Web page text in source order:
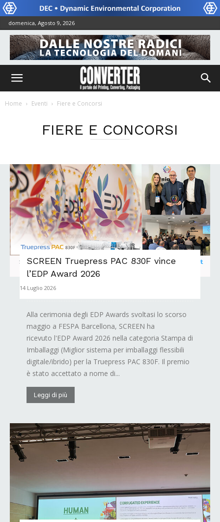
domenica, Agosto 9, 2026
Home Eventi Fiere e Concorsi
FIERE E CONCORSI
SCREEN Truepress PAC 830F vince
l’EDP Award 2026
14 Luglio 2026
Alla cerimonia degli EDP Awards svoltasi lo scorso
maggio a FESPA Barcellona, SCREEN ha
ricevuto l'EDP Award 2026 nella categoria Stampa di
Imballaggi (Miglior sistema per imballaggi flessibili
digitale/ibrido) per la Truepress PAC 830F. Il premio
è stato accettato a nome di...
Leggi di più